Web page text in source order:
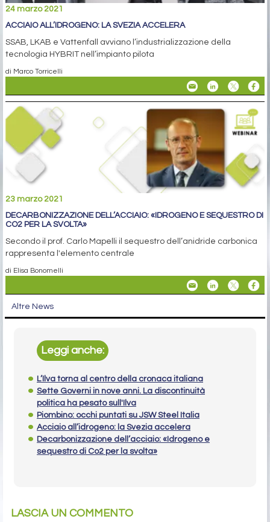
24 marzo 2021
ACCIAIO ALL’IDROGENO: LA SVEZIA ACCELERA
SSAB, LKAB e Vattenfall avviano l’industrializzazione della
tecnologia HYBRIT nell’impianto pilota
di Marco Torricelli
23 marzo 2021
DECARBONIZZAZIONE DELL’ACCIAIO: «IDROGENO E SEQUESTRO DI
CO2 PER LA SVOLTA»
Secondo il prof. Carlo Mapelli il sequestro dell’anidride carbonica
rappresenta l'elemento centrale
di Elisa Bonomelli
Altre News
Leggi anche:
L’Ilva torna al centro della cronaca italiana
Sette Governi in nove anni. La discontinuità
politica ha pesato sull'Ilva
Piombino: occhi puntati su JSW Steel Italia
Acciaio all’idrogeno: la Svezia accelera
Decarbonizzazione dell’acciaio: «Idrogeno e
sequestro di Co2 per la svolta»
LASCIA UN COMMENTO